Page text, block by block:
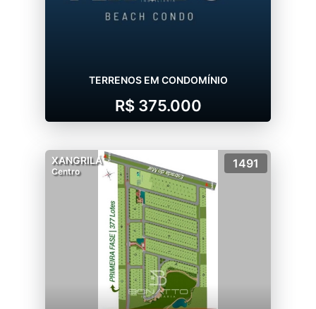
TERRENOS EM CONDOMÍNIO
R$ 375.000
XANGRILÁ
Centro
1491